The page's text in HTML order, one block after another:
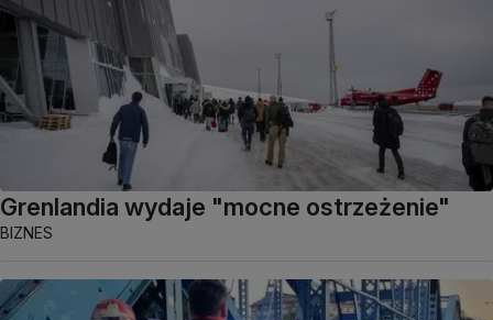
Grenlandia wydaje "mocne ostrzeżenie"
BIZNES